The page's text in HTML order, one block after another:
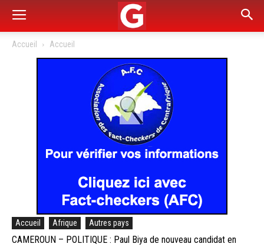
Accueil Accueil
Accueil Afrique Autres pays
CAMEROUN – POLITIQUE : Paul Biya de nouveau candidat en